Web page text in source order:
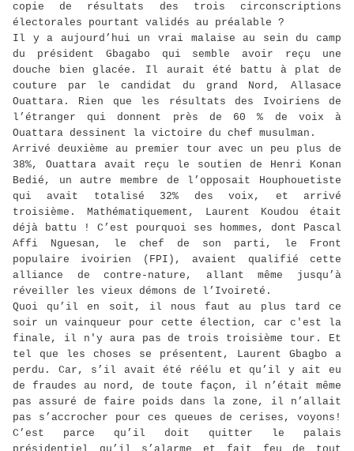
copie de résultats des trois circonscriptions
électorales pourtant validés au préalable ?
Il y a aujourd’hui un vrai malaise au sein du camp
du président Gbagabo qui semble avoir reçu une
douche bien glacée. Il aurait été battu à plat de
couture par le candidat du grand Nord, Allasace
Ouattara. Rien que les résultats des Ivoiriens de
l’étranger qui donnent près de 60 % de voix à
Ouattara dessinent la victoire du chef musulman.
Arrivé deuxième au premier tour avec un peu plus de
38%, Ouattara avait reçu le soutien de Henri Konan
Bedié, un autre membre de l’opposait Houphouetiste
qui avait totalisé 32% des voix, et arrivé
troisième. Mathématiquement, Laurent Koudou était
déjà battu ! C’est pourquoi ses hommes, dont Pascal
Affi Nguesan, le chef de son parti, le Front
populaire ivoirien (FPI), avaient qualifié cette
alliance de contre-nature, allant même jusqu’à
réveiller les vieux démons de l’Ivoireté.
Quoi qu’il en soit, il nous faut au plus tard ce
soir un vainqueur pour cette élection, car c'est la
finale, il n'y aura pas de trois troisième tour. Et
tel que les choses se présentent, Laurent Gbagbo a
perdu. Car, s’il avait été réélu et qu’il y ait eu
de fraudes au nord, de toute façon, il n’était même
pas assuré de faire poids dans la zone, il n’allait
pas s’accrocher pour ces queues de cerises, voyons!
C’est parce qu’il doit quitter le palais